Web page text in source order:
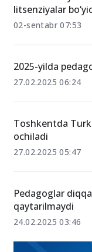
litsenziyalar
02-sentabr 07:53
2025-yilda
27.02.2025 06:24
Toshkentda
ochiladi
27.02.2025 05:47
Pedagoglar
qaytarilmaydi
24.02.2025 03:46